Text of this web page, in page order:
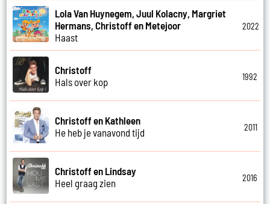
Lola Van Huynegem, Juul Kolacny, Margriet
Hermans, Christoff en Metejoor
Haast
2022
Christoff
Hals over kop
1992
Christoff en Kathleen
He heb je vanavond tijd
2011
Christoff en Lindsay
Heel graag zien
2016